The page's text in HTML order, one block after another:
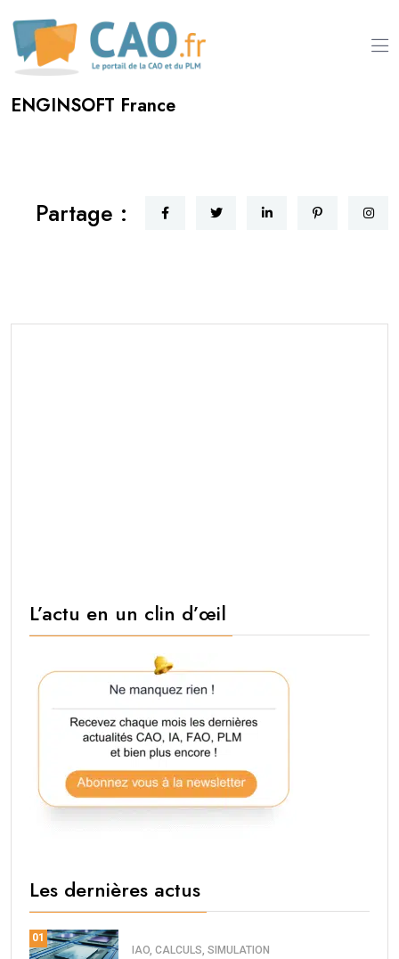
ENGINSOFT France
Partage :
L’actu en un clin d’œil
Les dernières actus
01
IAO, CALCULS, SIMULATION